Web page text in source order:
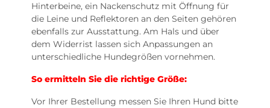
Hinterbeine, ein Nackenschutz mit Öffnung für
die Leine und Reflektoren an den Seiten gehören
ebenfalls zur Ausstattung. Am Hals und über
dem Widerrist lassen sich Anpassungen an
unterschiedliche Hundegrößen vornehmen.
So ermitteln Sie die richtige Größe:
Vor Ihrer Bestellung messen Sie Ihren Hund bitte